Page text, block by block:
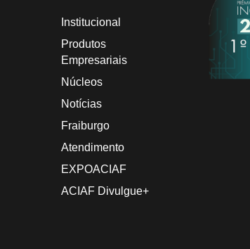
Institucional
Produtos
Empresariais
Núcleos
Notícias
Fraiburgo
Atendimento
EXPOACIAF
ACIAF Divulgue+